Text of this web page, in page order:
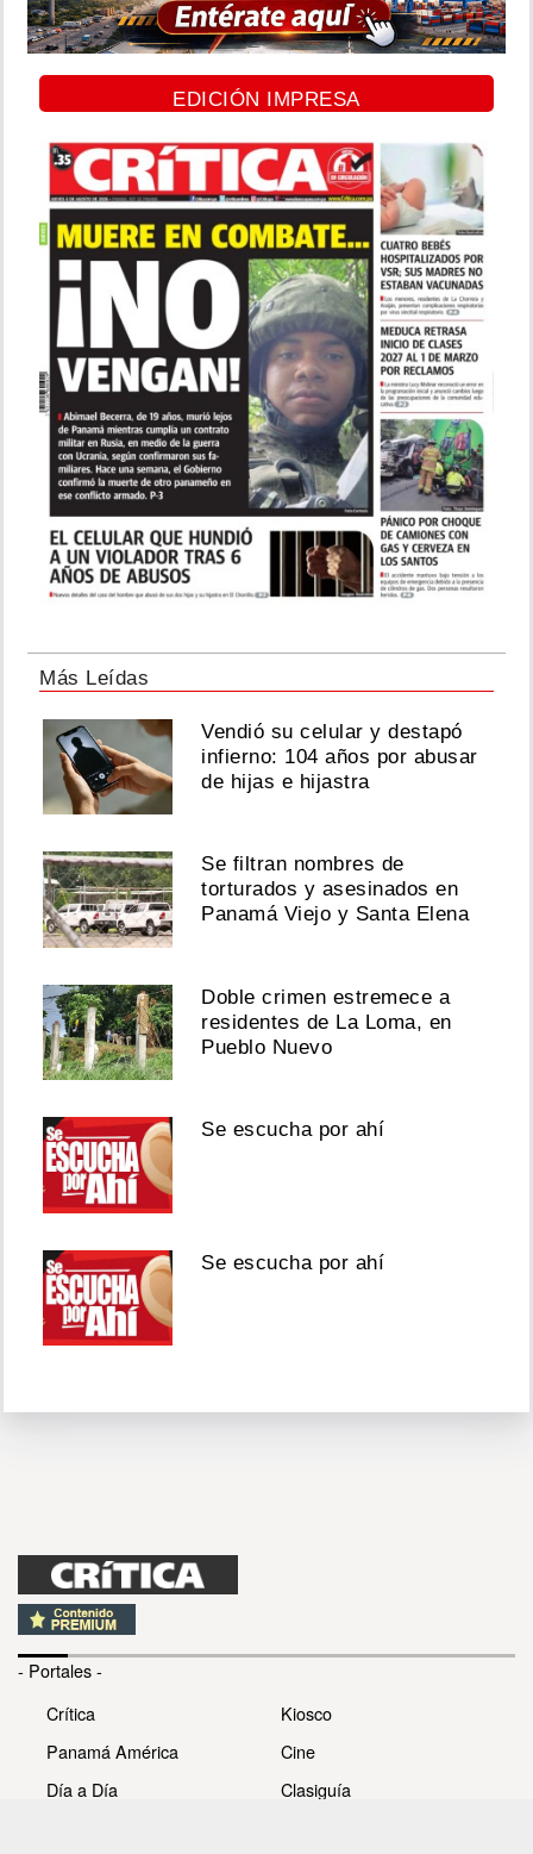
EDICIÓN IMPRESA
Más Leídas
Vendió su celular y destapó
infierno: 104 años por abusar
de hijas e hijastra
Se filtran nombres de
torturados y asesinados en
Panamá Viejo y Santa Elena
Doble crimen estremece a
residentes de La Loma, en
Pueblo Nuevo
Se escucha por ahí
Se escucha por ahí
- Portales -
Crítica
Panamá América
Día a Día
Kiosco
Cine
Clasiguía